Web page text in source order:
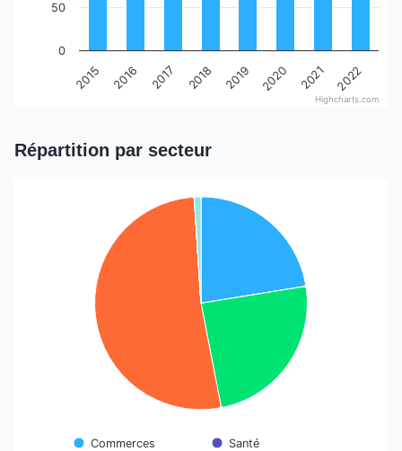
2015 2016 2017 2018 2019 2020 2021 2022
0
50
Highcharts.com
Répartition par secteur
Pie chart with 10 slices.
Commerces
Santé